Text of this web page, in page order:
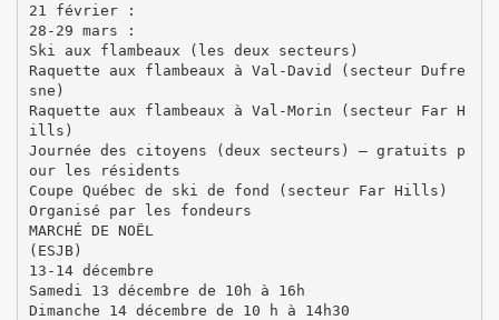
21 février :
28-29 mars :
Ski aux flambeaux (les deux secteurs)
Raquette aux flambeaux à Val-David (secteur Dufre
sne)
Raquette aux flambeaux à Val-Morin (secteur Far H
ills)
Journée des citoyens (deux secteurs) – gratuits p
our les résidents
Coupe Québec de ski de fond (secteur Far Hills)
Organisé par les fondeurs
MARCHÉ DE NOËL
(ESJB)
13-14 décembre
Samedi 13 décembre de 10h à 16h
Dimanche 14 décembre de 10 h à 14h30